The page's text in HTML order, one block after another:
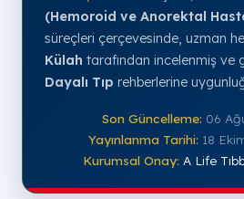
(Hemoroid ve Anorektal
süreçleri çerçevesinde, uzman
Külah tarafından incelenmiş ve
Dayalı Tıp rehberlerine
Son Güncelleme: 06
Yayınlanma Tarihi: 18
Kurumsal Onay: A Life